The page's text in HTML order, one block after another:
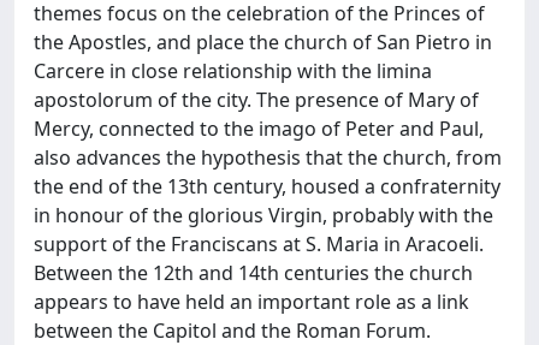
themes focus on the celebration of the Princes of
the Apostles, and place the church of San Pietro in
Carcere in close relationship with the limina
apostolorum of the city. The presence of Mary of
Mercy, connected to the imago of Peter and Paul,
also advances the hypothesis that the church, from
the end of the 13th century, housed a confraternity
in honour of the glorious Virgin, probably with the
support of the Franciscans at S. Maria in Aracoeli.
Between the 12th and 14th centuries the church
appears to have held an important role as a link
between the Capitol and the Roman Forum.